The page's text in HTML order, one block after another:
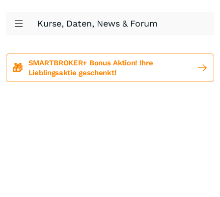
Kurse, Daten, News & Forum
🎁
SMARTBROKER+ Bonus Aktion! Ihre
Lieblingsaktie geschenkt!